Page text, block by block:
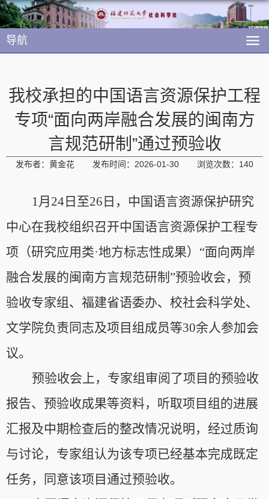
导航
我校承担的中国语言资源保护工程
专项“面向两岸融合发展的闽南方
言规范研制”通过预验收
发布者：黄金花 发布时间：2026-01-30 浏览次数： 140
1月24日至26日，中国语言资源保护研究
中心在我校组织召开中国语言资源保护工程专
项（研究应用类·地方标志性成果）“面向两岸
融合发展的闽南方言规范研制”预验收会，预
验收专家组、福建省语委办、 校社会科学处、
文学院负责同志及项目组成员等30余人参加会
议。
预验收会上，专家组审阅了项目的预验收
报告、预验收成果等资料，听取项目组的进展
汇报及中期检查后的整改情况说明，经过质询
与讨论，专家组认为该专项已经基本完成既定
任务，同意该项目通过预验收。